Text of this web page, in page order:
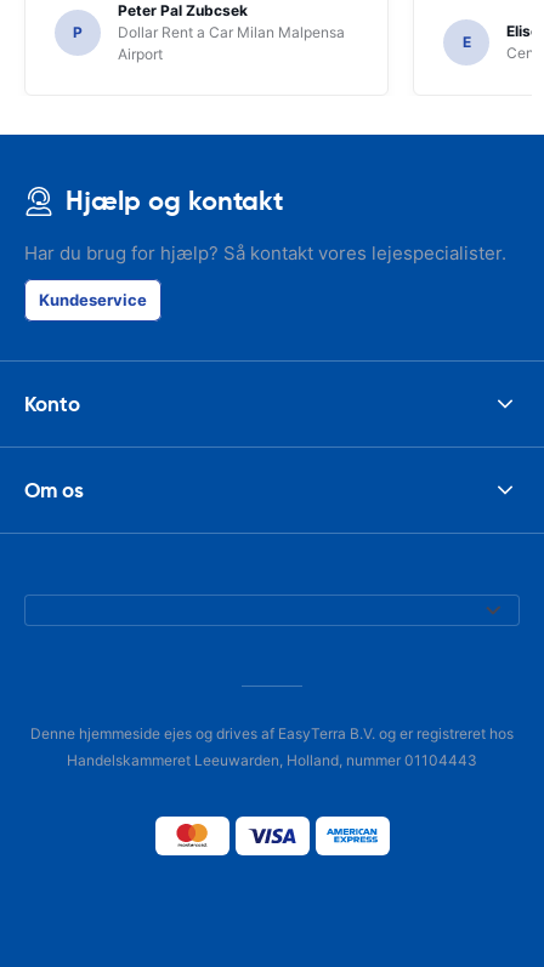
P
Peter Pal Zubcsek
Dollar Rent a Car Milan Malpensa
Airport
E
Hjælp og kontakt
Har du brug for hjælp? Så kontakt vores lejespecialister.
Kundeservice
Konto
Om os
Denne hjemmeside ejes og drives af EasyTerra B.V. og er registreret hos
Handelskammeret Leeuwarden, Holland, nummer 01104443